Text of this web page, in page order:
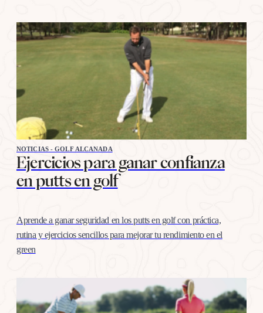
NOTICIAS - GOLF ALCANADA
Ejercicios para ganar confianza
en putts en golf
Aprende a ganar seguridad en los putts en golf con práctica,
rutina y ejercicios sencillos para mejorar tu rendimiento en el
green